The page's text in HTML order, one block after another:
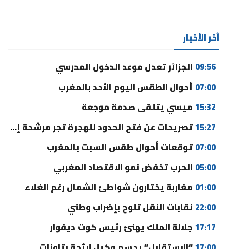
آخر الأخبار
09:56 الجزائر تعدل موعد الدخول المدرسي
07:00 أحوال الطقس اليوم الأحد بالمغرب
15:32 ميسي يتلقى صدمة موجعة
15:27تصريحات عن فتح الحدود للهجرة تجر مرشحة إلى القضاء
07:00 توقعات أحوال طقس السبت بالمغرب
05:00 الحرب تخفض نمو الاقتصاد المغربي
01:00 مغاربة يختارون شواطئ الشمال رغم الغلاء
22:00 نقابات النقل تلوح بإضراب وطني
17:17 جلالة الملك يهنئ رئيس كوت ديفوار